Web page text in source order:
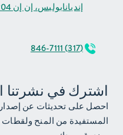
إنديانابوليس، إن إن 46204
(317) 846-7111
اشترك في نشرتنا
احصل على تحديثات عن
المستفيدة من المنح